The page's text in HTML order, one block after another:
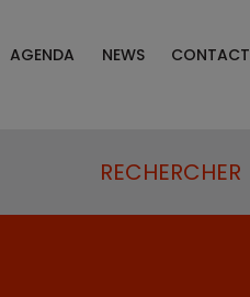
AGENDA NEWS CONTACT
RECHERCHER